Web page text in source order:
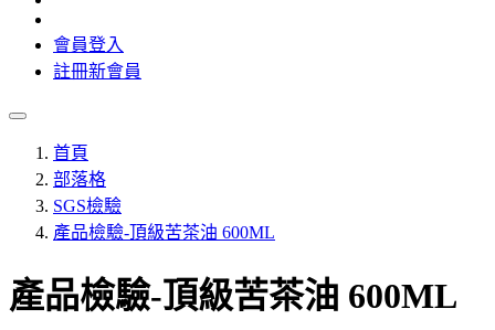
會員登入
註冊新會員
首頁
部落格
SGS檢驗
產品檢驗-頂級苦茶油 600ML
產品檢驗-頂級苦茶油 600ML